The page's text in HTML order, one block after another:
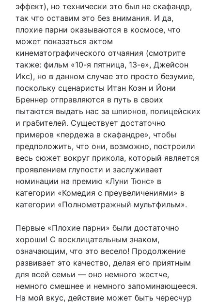
эффект), но технически это был не скафандр,
так что оставим это без внимания. И да,
плохие парни оказываются в космосе, что
может показаться актом
кинематографического отчаяния (смотрите
также: фильм «10-я пятница, 13-е», Джейсон
Икс), но в данном случае это просто безумие,
поскольку сценаристы Итан Коэн и Йони
Бреннер отправляются в путь в своих
пытаются выдать нас за шпионов, полицейских
и грабителей. Существует достаточно
примеров «пердежа в скафандре», чтобы
предположить, что они, возможно, построили
весь сюжет вокруг прикола, который является
проявлением глупости и заслуживает
номинации на премию «Луни Тюнс» в
категории «Комедия с преувеличениями» в
категории «Полнометражный мультфильм».
Первые «Плохие парни» были достаточно
хороши! С восклицательным знаком,
означающим, что это весело! Продолжение
развивает это качество, делая его приятным
для всей семьи — оно немного жестче,
немного смешнее и немного запоминающееся.
На мой вкус, действие может быть чересчур